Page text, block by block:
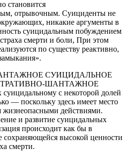
становится
отрывочным. Суициденты не
никакие аргументы в
суицидальным побуждением
смерти и боли, При этом
по существу реактивно,
СУИЦИДАЛЬНОЕ
ШАНТАЖНОЕ
с некоторой долей
— поскольку здесь имеет место
жизнеопасными действиями.
и развитие суицидальных
происходит как бы в
сохраняющейся высокой ценности
смерти.